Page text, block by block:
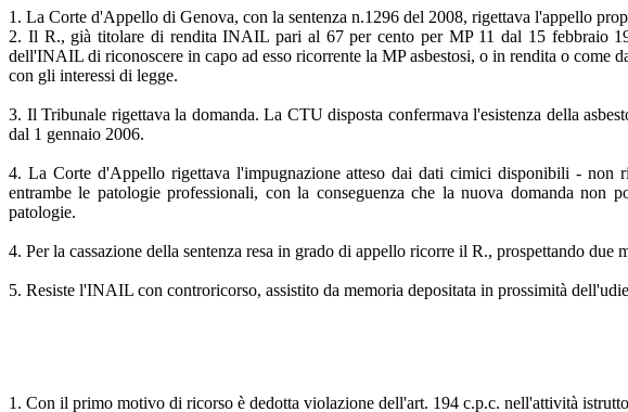
1. La Corte d'Appello di Genova, con la sentenza n.1296 del 2008, rigettava l'appello
2. Il R., già titolare di rendita INAIL pari al 67 per cento per MP 11 dal 15 febbraio
dell'INAIL di riconoscere in capo ad esso ricorrente la MP asbestosi, o in rendita o
con gli interessi di legge.
3. Il Tribunale rigettava la domanda. La CTU disposta confermava l'esistenza della
dal 1 gennaio 2006.
4. La Corte d'Appello rigettava l'impugnazione atteso dai dati cimici disponibili - non
entrambe le patologie professionali, con la conseguenza che la nuova domanda non
patologie.
4. Per la cassazione della sentenza resa in grado di appello ricorre il R., prospettando
5. Resiste l'INAIL con controricorso, assistito da memoria depositata in prossimità
1. Con il primo motivo di ricorso è dedotta violazione dell'art. 194 c.p.c. nell'attività